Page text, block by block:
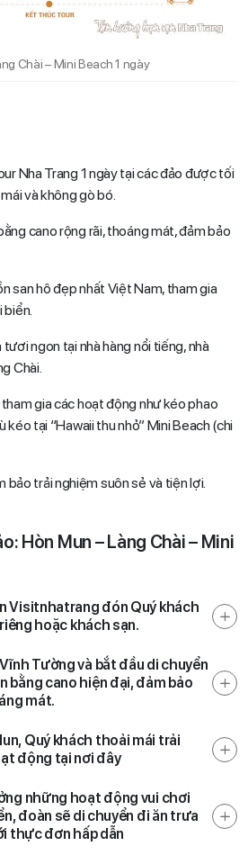
Chài – Mini Beach 1 ngày
Nha Trang 1 ngày tại các đảo được tối
và không gò bó.
cano rộng rãi, thoáng mát, đảm bảo
san hô đẹp nhất Việt Nam, tham gia
biển.
ngon tại nhà hàng nổi tiếng, nhà
Chài.
gia các hoạt động như kéo phao
kéo tại “Hawaii thu nhỏ” Mini Beach (chi
bảo trải nghiệm suôn sẻ và tiện lợi.
Hòn Mun – Làng Chài – Mini
Visitnhatrang đón Quý khách
hoặc khách sạn.
Tường và bắt đầu di chuyển
bằng cano hiện đại, đảm bảo
mát.
Quý khách thoải mái trải
động tại nơi đây
những hoạt động vui chơi
đoàn sẽ di chuyển đi ăn trưa
thực đơn hấp dẫn